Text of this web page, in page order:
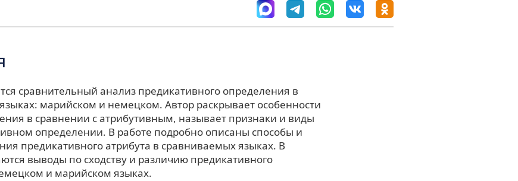
сравнительный анализ предикативного определения в
марийском и немецком. Автор раскрывает особенности
в сравнении с атрибутивным, называет признаки и виды
определении. В работе подробно описаны способы и
предикативного атрибута в сравниваемых языках. В
выводы по сходству и различию предикативного
и марийском языках.